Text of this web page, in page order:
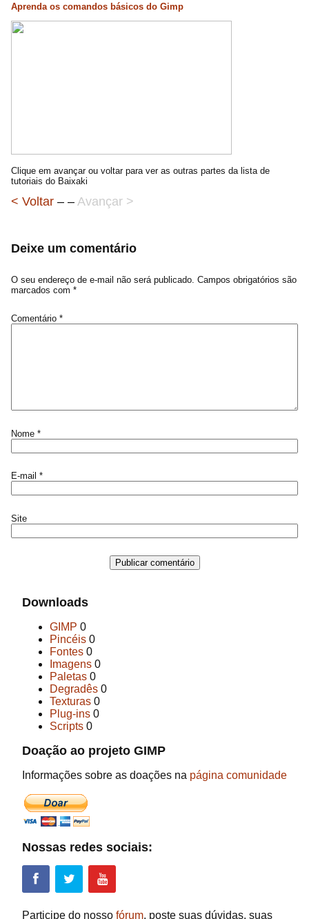
Aprenda os comandos básicos do Gimp
Clique em avançar ou voltar para ver as outras partes da lista de
tutoriais do Baixaki
< Voltar – – Avançar >
Deixe um comentário
O seu endereço de e-mail não será publicado. Campos obrigatórios são
marcados com *
Comentário *
Nome *
E-mail *
Site
Downloads
GIMP 0
Pincéis 0
Fontes 0
Imagens 0
Paletas 0
Degradês 0
Texturas 0
Plug-ins 0
Scripts 0
Doação ao projeto GIMP
Informações sobre as doações na página comunidade
Nossas redes sociais:
Participe do nosso fórum, poste suas dúvidas, suas